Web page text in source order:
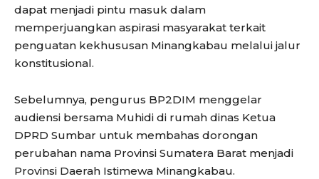
dapat menjadi pintu masuk dalam
memperjuangkan aspirasi masyarakat terkait
penguatan kekhususan Minangkabau melalui jalur
konstitusional.
Sebelumnya, pengurus BP2DIM menggelar
audiensi bersama Muhidi di rumah dinas Ketua
DPRD Sumbar untuk membahas dorongan
perubahan nama Provinsi Sumatera Barat menjadi
Provinsi Daerah Istimewa Minangkabau.